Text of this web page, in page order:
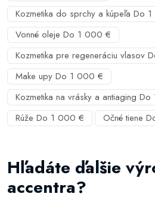
Kozmetika do sprchy a kúpeľa Do
Vonné oleje Do 1 000 €
Kozmetika pre regeneráciu vlasov
Make upy Do 1 000 €
Kozmetika na vrásky a antiaging
Rúže Do 1 000 €
Očné tiene
Hľadáte ďalšie
accentra?